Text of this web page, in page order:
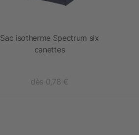
Sac isotherme Spectrum six
canettes
dès 0,78 €